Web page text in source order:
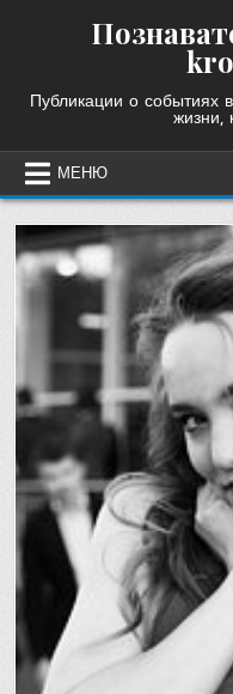
Публикации о событиях
жизни,
МЕНЮ